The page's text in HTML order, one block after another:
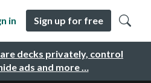
decks privately, control
ads and more …
in Sign up for free